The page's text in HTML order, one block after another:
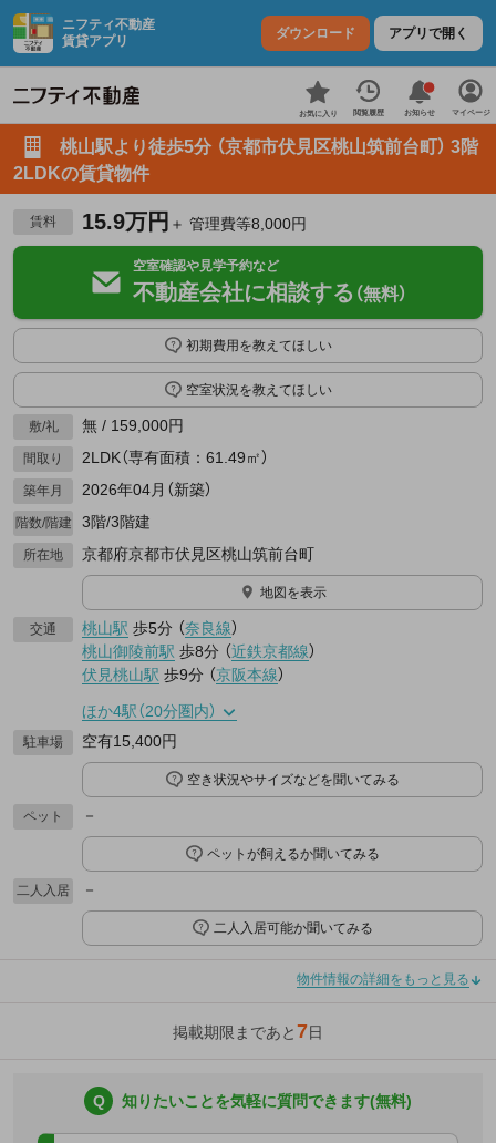
ニフティ不動産
賃貸アプリ
ダウンロード アプリで開く
お気に入り 閲覧履歴 お知らせ マイページ
桃山駅より徒歩5分 （京都市伏見区桃山筑前台町） 3階
2LDKの賃貸物件
賃料 15.9万円 ＋ 管理費等8,000円
空室確認や見学予約など
不動産会社に相談する （無料）
初期費用を教えてほしい
空室状況を教えてほしい
敷/礼 無 / 159,000円
間取り 2LDK（専有面積：61.49㎡）
築年月 2026年04月（新築）
階数/階建 3階/3階建
所在地 京都府京都市伏見区桃山筑前台町
地図を表示
交通 桃山駅 歩5分 （奈良線）
桃山御陵前駅 歩8分 （近鉄京都線）
伏見桃山駅 歩9分 （京阪本線）
ほか4駅（20分圏内）
駐車場 空有15,400円
空き状況やサイズなどを聞いてみる
ペット －
ペットが飼えるか聞いてみる
二人入居 －
二人入居可能か聞いてみる
物件情報の詳細をもっと見る
掲載期限まであと7日
Q 知りたいことを気軽に質問できます(無料)